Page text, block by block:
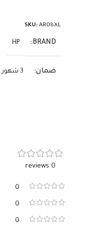
SKU: AR08XL
BRAND
HP
ضمان 3 شهور
0 reviews
0
0
0